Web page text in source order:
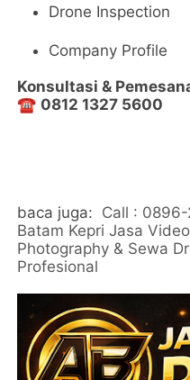
Drone Inspection
Company Profile
Konsultasi &
☎️ 0812 1327 5600
baca juga: Call :
Batam Kepri Jasa
Photography & Sewa
Profesional